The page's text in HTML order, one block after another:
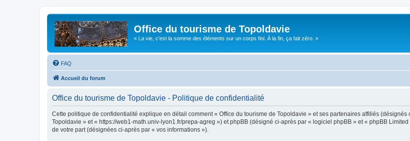
Office du tourisme de Topoldavie
« La vie, c'est la somme des éléments sur un corps fini. À la fin, ça fait zéro. »
FAQ
Accueil du forum
Office du tourisme de Topoldavie - Politique de confidentialité
Cette politique de confidentialité explique en détail comment « Office du tourisme de Topoldavie » et ses partenaires affiliés
Topoldavie » et « https://web1-math.univ-lyon1.fr/prepa-agreg ») et phpBB (désigné ci-après par « logiciel phpBB » et « phpBB
de votre part (désignées ci-après par « vos informations »).